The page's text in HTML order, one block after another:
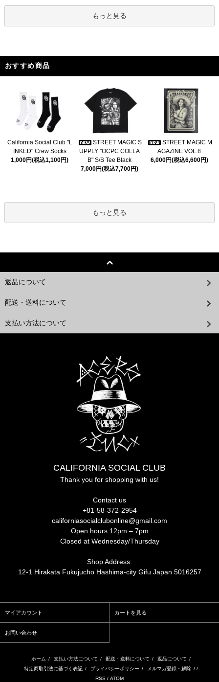
もっと見る
おすすめ商品
California Social Club "L
INKED" Crew Socks
1,000円(税込1,100円)
STREET MAGIC S
UPPLY "OCPC COLLA
B" S/S Tee Black
7,000円(税込7,700円)
STREET MAGIC M
AGAZINE VOL.8
6,000円(税込6,600円)
もっと見る
返品について
配送・送料について
支払い方法について
CALIFORNIA SOCIAL CLUB
Thank you for shopping with us!
Contact us
+81-58-372-2954
californiasocialclubonline@gmail.com
Open hours 12pm – 7pm
Closed at Wednesday/Thursday
Shop Address:
12-1 Hirakata Fukujucho Hashima-city Gifu Japan 5016257
マイアカウント カートを見る
お問い合わせ
ホーム / 支払い方法について / 配送・送料について / 返品について /
特定商取引法に基づく表記 / プライバシーポリシー / メルマガ登録・解除 / /
RSS / ATOM